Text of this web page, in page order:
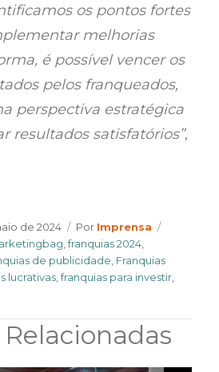
os pontos fortes
melhorias
é possível vencer os
pelos franqueados,
perspectiva estratégica
resultados satisfatórios”,
de 2024 Por Author
Imprensa
,franquias 2024
de publicidade Franquias
lucrativas ,franquias para investir